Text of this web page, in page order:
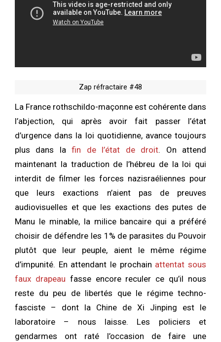
Zap réfractaire #48
La France rothschildo-maçonne est cohérente dans
l’abjection, qui après avoir fait passer l’état
d’urgence dans la loi quotidienne, avance toujours
plus dans lafin de l’état de droit. On attend
maintenant la traduction de l’hébreu de la loi qui
interdit de filmer les forces nazisraéliennes pour
que leurs exactions n’aient pas de preuves
audiovisuelles et que les exactions des putes de
Manu le minable, la milice bancaire qui a préféré
choisir de défendre les 1% de parasites du Pouvoir
plutôt que leur peuple, aient le même régime
d’impunité. En attendant le prochain attentat sous
faux drapeau fasse encore reculer ce qu’il nous
reste du peu de libertés que le régime techno-
fasciste – dont la Chine de Xi Jinping est le
laboratoire – nous laisse. Les policiers et
gendarmes ont raté l’occasion de faire une